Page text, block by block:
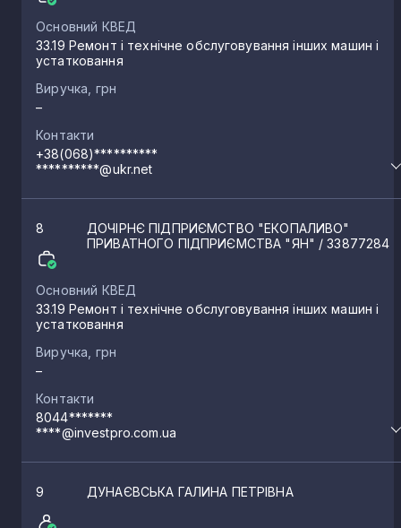
Основний КВЕД
33.19 Ремонт і технічне обслуговування інших машин і
устатковання
Виручка, грн
–
Контакти
+38(068)**********
**********@ukr.net
8
ДОЧІРНЄ ПІДПРИЄМСТВО "ЕКОПАЛИВО"
ПРИВАТНОГО ПІДПРИЄМСТВА "ЯН" / 33877284
Основний КВЕД
33.19 Ремонт і технічне обслуговування інших машин і
устатковання
Виручка, грн
–
Контакти
8044*******
****@investpro.com.ua
9 ДУНАЄВСЬКА ГАЛИНА ПЕТРІВНА